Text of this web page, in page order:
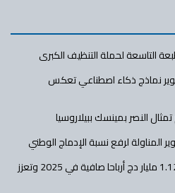
التاسعة لحملة التنظيف الكبرى
نماذج ذكاء اصطناعي تعكس
النصر بمينسك ببيلاروسيا
المناولة لرفع نسبة الإدماج الوطني
الشركة الجزائرية للتأمينات تحقق 1.12 مليار دج أرباحا صافية في 2025 وتعزز